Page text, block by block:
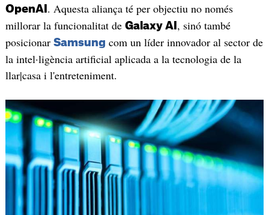
OpenAI . Aquesta aliança té per objectiu no només
millorar la funcionalitat de Galaxy AI , sinó també
posicionar Samsung com un líder innovador al sector de
la intel·ligència artificial aplicada a la tecnologia de la
llar|casa i l'entreteniment.